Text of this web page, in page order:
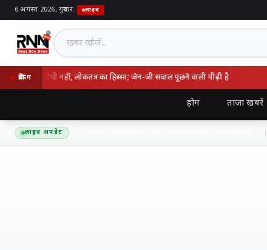
6 अगस्त 2026, गुरुवार| लाइव
ब्रेकिंग
राष्ट्रविरोधी नहीं, लोकतंत्र का हिस्सा; जेन-जी सवाल पूछने वाली पीढ़ी है
होम ताज़ा खबरें
लाइव अपडेट
बोले- आंदोलन राष्ट्रविरोधी नहीं, लोकतंत्र का हिस्सा; जेन-जी सवाल पूछने वाली पीढ़ी है